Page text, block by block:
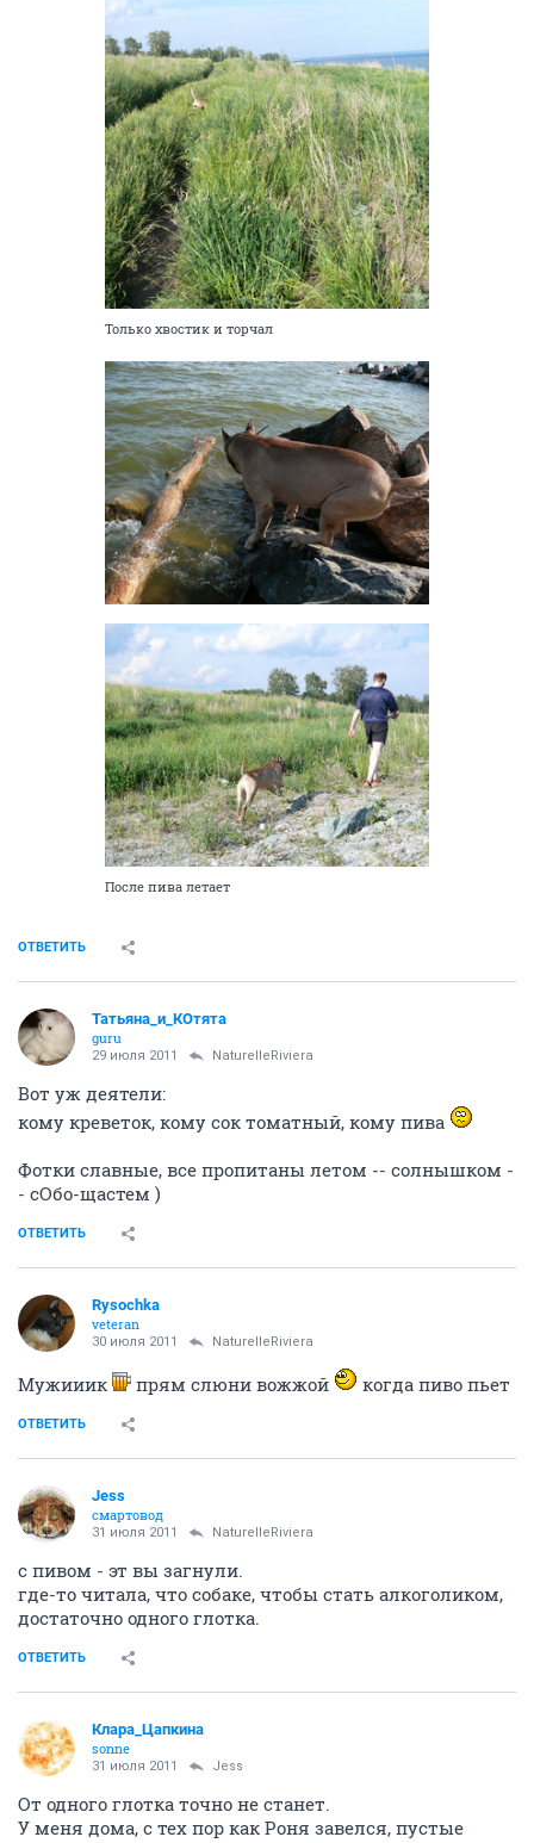
Только хвостик и торчал
После пива летает
ОТВЕТИТЬ
Татьяна_и_КОтята
guru
29 июля 2011 NaturelleRiviera
Вот уж деятели:
кому креветок, кому сок томатный, кому пива
Фотки славные, все пропитаны летом -- солнышком -
- сОбо-щастем )
ОТВЕТИТЬ
Rysochka
veteran
30 июля 2011 NaturelleRiviera
Мужииик прям слюни вожжой когда пиво пьет
ОТВЕТИТЬ
Jess
смартовод
31 июля 2011 NaturelleRiviera
с пивом - эт вы загнули.
где-то читала, что собаке, чтобы стать алкоголиком,
достаточно одного глотка.
ОТВЕТИТЬ
Клара_Цапкина
sonne
31 июля 2011 Jess
От одного глотка точно не станет.
У меня дома, с тех пор как Роня завелся, пустые